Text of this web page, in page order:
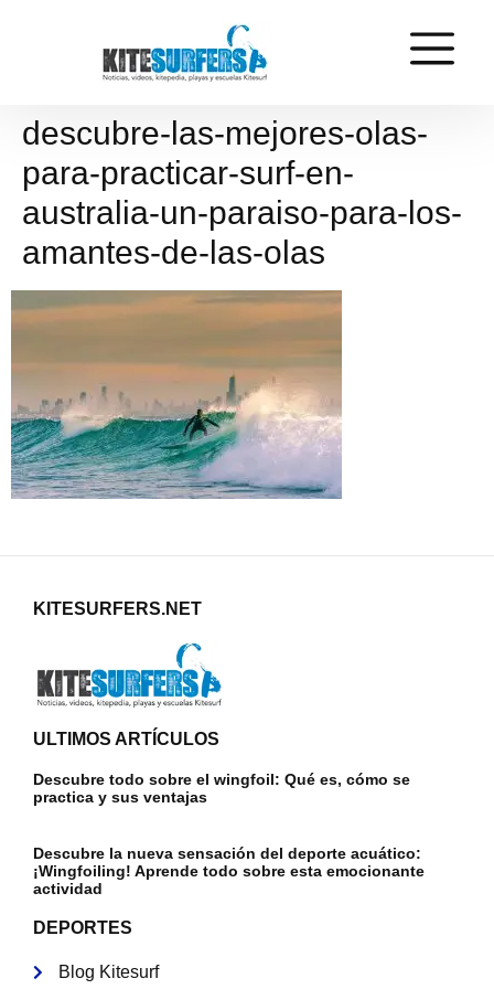
descubre-las-mejores-olas-
para-practicar-surf-en-
australia-un-paraiso-para-los-
amantes-de-las-olas
KITESURFERS.NET
ULTIMOS ARTÍCULOS
Descubre todo sobre el wingfoil: Qué es, cómo se
practica y sus ventajas
Descubre la nueva sensación del deporte acuático:
¡Wingfoiling! Aprende todo sobre esta emocionante
actividad
DEPORTES
Blog Kitesurf